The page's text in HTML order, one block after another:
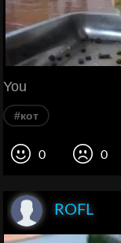
You
#кот
0 0
ROFL